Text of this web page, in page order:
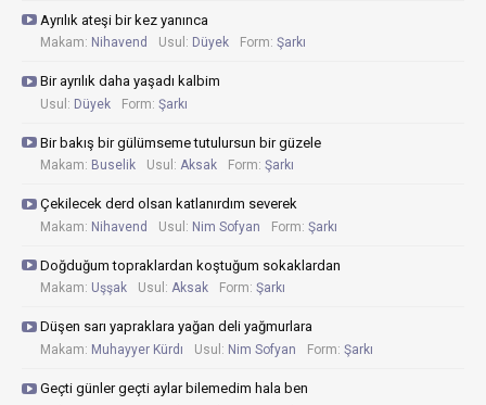
Ayrılık ateşi bir kez yanınca
Makam: Nihavend Usul: Düyek Form: Şarkı
Bir ayrılık daha yaşadı kalbim
Usul: Düyek Form: Şarkı
Bir bakış bir gülümseme tutulursun bir güzele
Makam: Buselik Usul: Aksak Form: Şarkı
Çekilecek derd olsan katlanırdım severek
Makam: Nihavend Usul: Nim Sofyan Form: Şarkı
Doğduğum topraklardan koştuğum sokaklardan
Makam: Uşşak Usul: Aksak Form: Şarkı
Düşen sarı yapraklara yağan deli yağmurlara
Makam: Muhayyer Kürdı Usul: Nim Sofyan Form: Şarkı
Geçti günler geçti aylar bilemedim hala ben